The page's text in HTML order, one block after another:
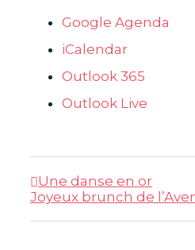
Google Agenda
iCalendar
Outlook 365
Outlook Live
Une danse en or
Joyeux brunch de